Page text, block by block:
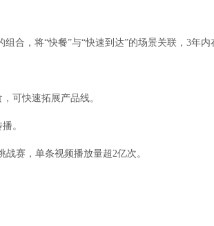
合，将“快餐”与“快速到达”的场景关联，3年内
可快速拓展产品线。
。
赛，单条视频播放量超2亿次。